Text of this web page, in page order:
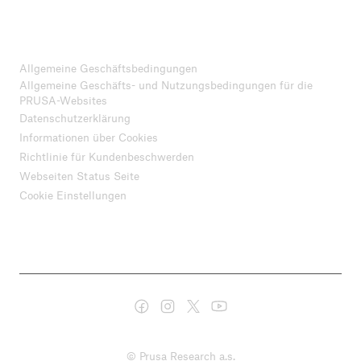
Allgemeine Geschäftsbedingungen
Allgemeine Geschäfts- und Nutzungsbedingungen für die
PRUSA-Websites
Datenschutzerklärung
Informationen über Cookies
Richtlinie für Kundenbeschwerden
Webseiten Status Seite
Cookie Einstellungen
© Prusa Research a.s.